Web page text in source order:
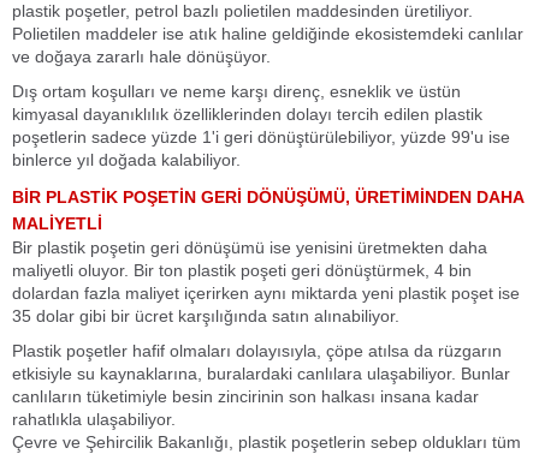
plastik poşetler, petrol bazlı polietilen maddesinden üretiliyor.
Polietilen maddeler ise atık haline geldiğinde ekosistemdeki canlılar
ve doğaya zararlı hale dönüşüyor.
Dış ortam koşulları ve neme karşı direnç, esneklik ve üstün
kimyasal dayanıklılık özelliklerinden dolayı tercih edilen plastik
poşetlerin sadece yüzde 1'i geri dönüştürülebiliyor, yüzde 99'u ise
binlerce yıl doğada kalabiliyor.
BİR PLASTİK POŞETİN GERİ DÖNÜŞÜMÜ, ÜRETİMİNDEN DAHA
MALİYETLİ
Bir plastik poşetin geri dönüşümü ise yenisini üretmekten daha
maliyetli oluyor. Bir ton plastik poşeti geri dönüştürmek, 4 bin
dolardan fazla maliyet içerirken aynı miktarda yeni plastik poşet ise
35 dolar gibi bir ücret karşılığında satın alınabiliyor.
Plastik poşetler hafif olmaları dolayısıyla, çöpe atılsa da rüzgarın
etkisiyle su kaynaklarına, buralardaki canlılara ulaşabiliyor. Bunlar
canlıların tüketimiyle besin zincirinin son halkası insana kadar
rahatlıkla ulaşabiliyor.
Çevre ve Şehircilik Bakanlığı, plastik poşetlerin sebep oldukları tüm